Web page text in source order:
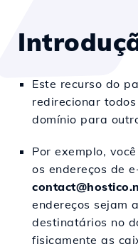
Este recurso do
redirecionar
domínio para
Por exemplo,
os endereços de
endereços sejam
destinatários no
fisicamente as